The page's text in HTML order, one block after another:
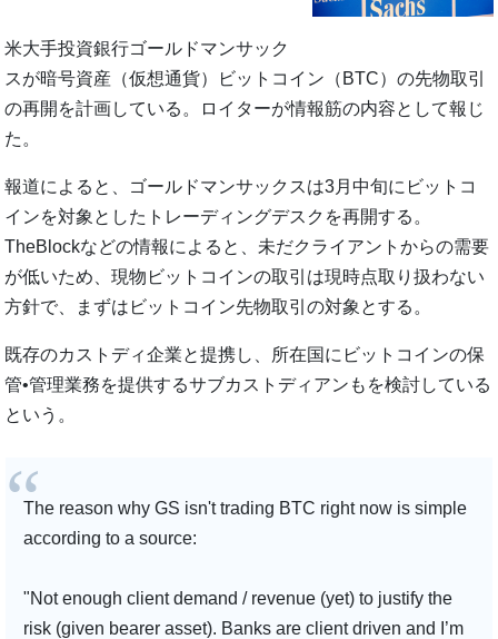
米大手投資銀行ゴールドマンサック
スが暗号資産（仮想通貨）ビットコイン（BTC）の先物取引
の再開を計画している。ロイターが情報筋の内容として報じ
た。
報道によると、ゴールドマンサックスは3月中旬にビットコ
インを対象としたトレーディングデスクを再開する。
TheBlockなどの情報によると、未だクライアントからの需要
が低いため、現物ビットコインの取引は現時点取り扱わない
方針で、まずはビットコイン先物取引の対象とする。
既存のカストディ企業と提携し、所在国にビットコインの保
管•管理業務を提供するサブカストディアンもを検討している
という。
The reason why GS isn't trading BTC right now is simple
according to a source:
"Not enough client demand / revenue (yet) to justify the
risk (given bearer asset). Banks are client driven and I’m